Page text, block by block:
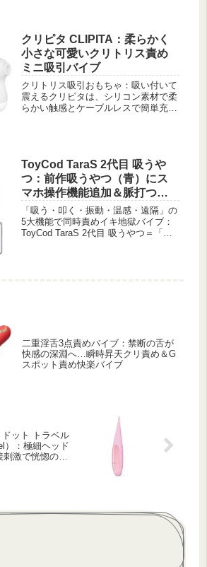
部分はウーマナイザーと同じ空気圧吸
引でクリトリスを優しく吸い上げ、直
接触れずにオーガズムに導きます。
クリピタ CLIPITA：柔らかく
小さな可愛いクリトリス責め
ミニ吸引バイブ
クリトリス吸引おもちゃ：吸い付いて
震えるクリピタは、シリコン素材で柔
らかい触感とケーブルレスで簡単充電
ToyCod TaraS 2代目 吸うや
つ：前作吸うやつ（青）にス
マホ操作機能追加＆脈打つ吸
引＋温感吸い口でとろけるよ
うな悶絶快感バイブ
「吸う・叩く・振動・温感・遠隔」の
5大機能で同時責めイキ地獄バイブ：
ToyCod TaraS 2代目 吸うやつ＝「普
二重淫舌3点責めバイブ：禁断の舌が
快感の深淵へ…瞬時昇天クリ責め＆G
スポット責め快楽バイブ
ドット トラベル
）：極細ヘッド
刺激で恍惚の世